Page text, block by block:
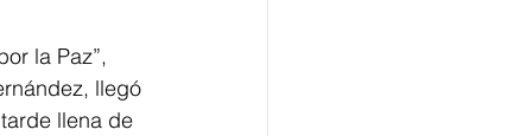
la Paz”,
llegó
llena de